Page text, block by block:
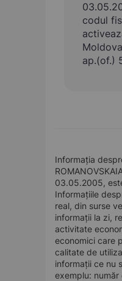
codul
ap.(of.)
Informația
03.05.2005,
Informațiile
real, din surse
informații la zi,
activitate
economici care
calitate de
informații ce nu
exemplu: